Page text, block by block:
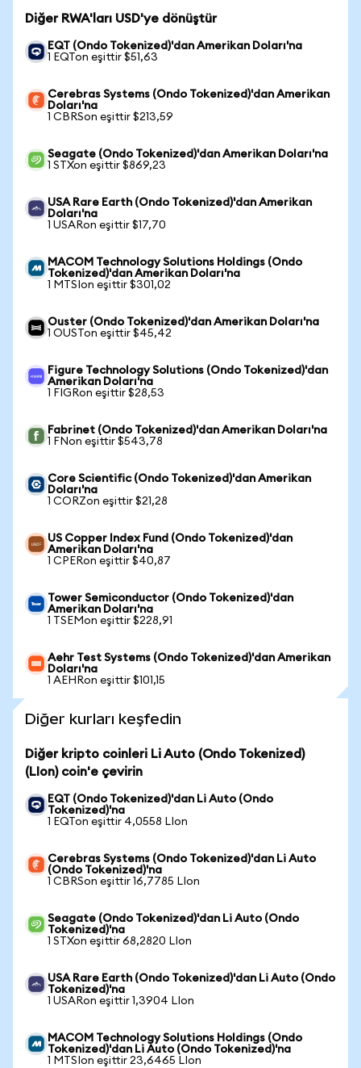
Diğer RWA'ları USD'ye dönüştür
EQT (Ondo Tokenized)'dan Amerikan Doları'na
1 EQTon eşittir $51,63
Cerebras Systems (Ondo Tokenized)'dan Amerikan
Doları'na
1 CBRSon eşittir $213,59
Seagate (Ondo Tokenized)'dan Amerikan Doları'na
1 STXon eşittir $869,23
USA Rare Earth (Ondo Tokenized)'dan Amerikan
Doları'na
1 USARon eşittir $17,70
MACOM Technology Solutions Holdings (Ondo
Tokenized)'dan Amerikan Doları'na
1 MTSIon eşittir $301,02
Ouster (Ondo Tokenized)'dan Amerikan Doları'na
1 OUSTon eşittir $45,42
Figure Technology Solutions (Ondo Tokenized)'dan
Amerikan Doları'na
1 FIGRon eşittir $28,53
Fabrinet (Ondo Tokenized)'dan Amerikan Doları'na
1 FNon eşittir $543,78
Core Scientific (Ondo Tokenized)'dan Amerikan
Doları'na
1 CORZon eşittir $21,28
US Copper Index Fund (Ondo Tokenized)'dan
Amerikan Doları'na
1 CPERon eşittir $40,87
Tower Semiconductor (Ondo Tokenized)'dan
Amerikan Doları'na
1 TSEMon eşittir $228,91
Aehr Test Systems (Ondo Tokenized)'dan Amerikan
Doları'na
1 AEHRon eşittir $101,15
Diğer kurları keşfedin
Diğer kripto coinleri Li Auto (Ondo Tokenized)
(LIon) coin'e çevirin
EQT (Ondo Tokenized)'dan Li Auto (Ondo
Tokenized)'na
1 EQTon eşittir 4,0558 LIon
Cerebras Systems (Ondo Tokenized)'dan Li Auto
(Ondo Tokenized)'na
1 CBRSon eşittir 16,7785 LIon
Seagate (Ondo Tokenized)'dan Li Auto (Ondo
Tokenized)'na
1 STXon eşittir 68,2820 LIon
USA Rare Earth (Ondo Tokenized)'dan Li Auto (Ondo
Tokenized)'na
1 USARon eşittir 1,3904 LIon
MACOM Technology Solutions Holdings (Ondo
Tokenized)'dan Li Auto (Ondo Tokenized)'na
1 MTSIon eşittir 23,6465 LIon